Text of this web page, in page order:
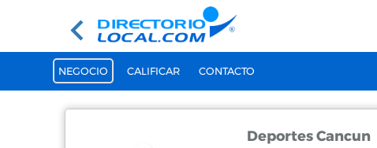
NEGOCIO CALIFICAR CONTACTO
Deportes Cancun